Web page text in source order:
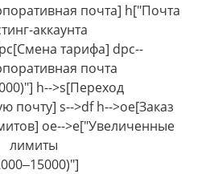
почта] h["Почта
аккаунта
тарифа] dpc--
почта
h-->s[Переход
почту] s-->df h-->oe[Заказ
oe-->e["Увеличенные
лимиты